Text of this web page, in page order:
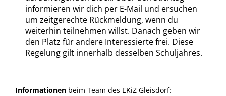
informieren wir dich per E-Mail und ersuchen
um zeitgerechte Rückmeldung, wenn du
weiterhin teilnehmen willst. Danach geben wir
den Platz für andere Interessierte frei. Diese
Regelung gilt innerhalb desselben Schuljahres.
Informationen beim Team des EKiZ Gleisdorf: